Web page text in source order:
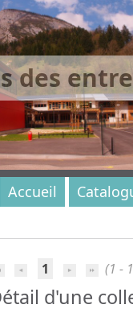
des
1 (1 -
d'une
Accueil